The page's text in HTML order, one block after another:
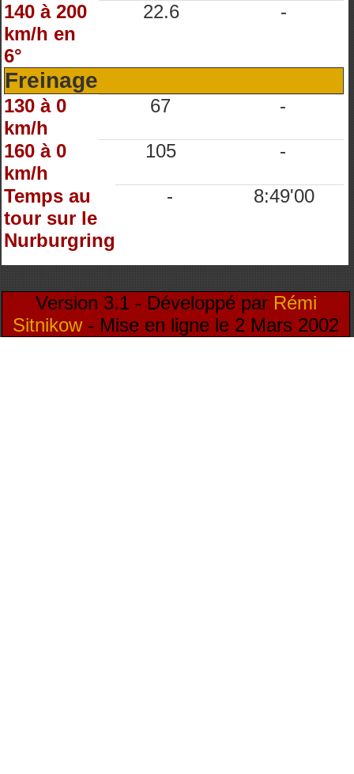
140 à 200
km/h en
6°
22.6 -
Freinage
130 à 0
km/h
67 -
160 à 0
km/h
105 -
Temps au
tour sur le
Nurburgring
- 8:49'00
Version 3.1 - Développé par Rémi
Sitnikow- Mise en ligne le 2 Mars 2002